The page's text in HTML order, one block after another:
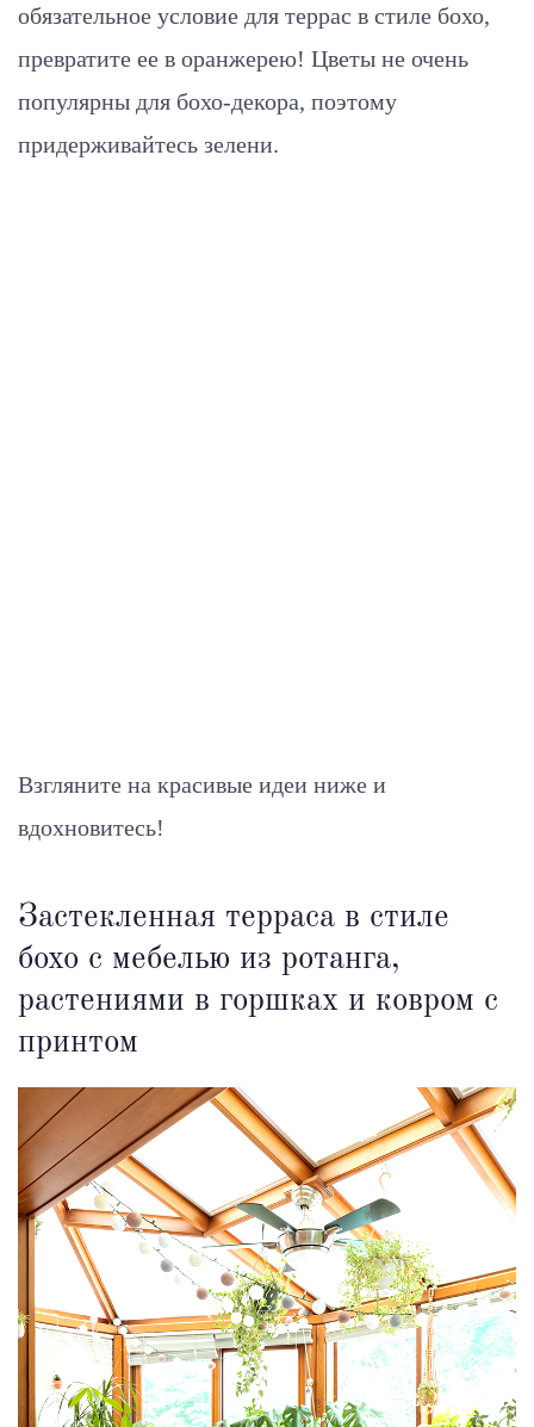
обязательное условие для террас в стиле бохо,
превратите ее в оранжерею! Цветы не очень
популярны для бохо-декора, поэтому
придерживайтесь зелени.
Взгляните на красивые идеи ниже и
вдохновитесь!
Застекленная терраса в стиле
бохо с мебелью из ротанга,
растениями в горшках и ковром с
принтом